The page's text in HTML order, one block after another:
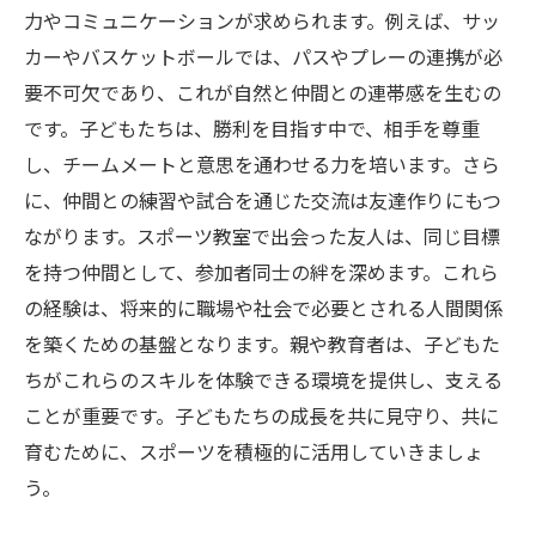
力やコミュニケーションが求められます。例えば、サッ
カーやバスケットボールでは、パスやプレーの連携が必
要不可欠であり、これが自然と仲間との連帯感を生むの
です。子どもたちは、勝利を目指す中で、相手を尊重
し、チームメートと意思を通わせる力を培います。さら
に、仲間との練習や試合を通じた交流は友達作りにもつ
ながります。スポーツ教室で出会った友人は、同じ目標
を持つ仲間として、参加者同士の絆を深めます。これら
の経験は、将来的に職場や社会で必要とされる人間関係
を築くための基盤となります。親や教育者は、子どもた
ちがこれらのスキルを体験できる環境を提供し、支える
ことが重要です。子どもたちの成長を共に見守り、共に
育むために、スポーツを積極的に活用していきましょ
う。